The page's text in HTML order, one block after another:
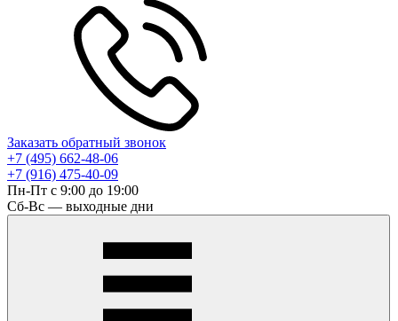
Заказать обратный звонок
+7 (495) 662-48-06
+7 (916) 475-40-09
Пн-Пт с 9:00 до 19:00
Сб-Вс — выходные дни